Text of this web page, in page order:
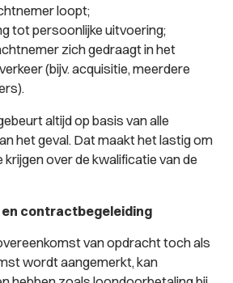
loopt;
tot persoonlijke uitvoering;
zich gedraagt in het
(bijv. acquisitie, meerdere
altijd op basis van alle
het geval. Dat maakt het lastig om
over de kwalificatie van de
contractbegeleiding
van opdracht toch als
wordt aangemerkt, kan